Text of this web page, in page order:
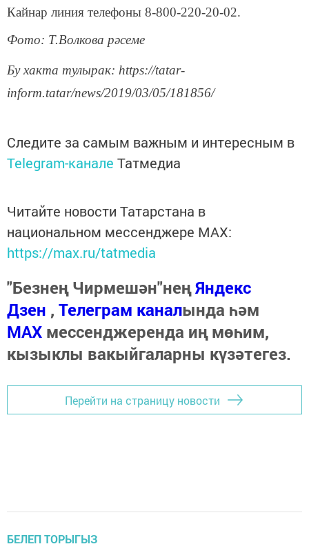
Кайнар линия телефоны 8-800-220-20-02.
Фото: Т.Волкова рәсеме
Бу хакта тулырак: https://tatar-
inform.tatar/news/2019/03/05/181856/
Следите за самым важным и интересным в
Telegram-канале Татмедиа
Читайте новости Татарстана в
национальном мессенджере MАХ:
https://max.ru/tatmedia
"Безнең Чирмешән"неңЯндекс
Дзен , Телеграм каналында һәм
МАХ мессенджеренда иң мөһим,
кызыклы вакыйгаларны күзәтегез.
Перейти на страницу новости
БЕЛЕП ТОРЫГЫЗ